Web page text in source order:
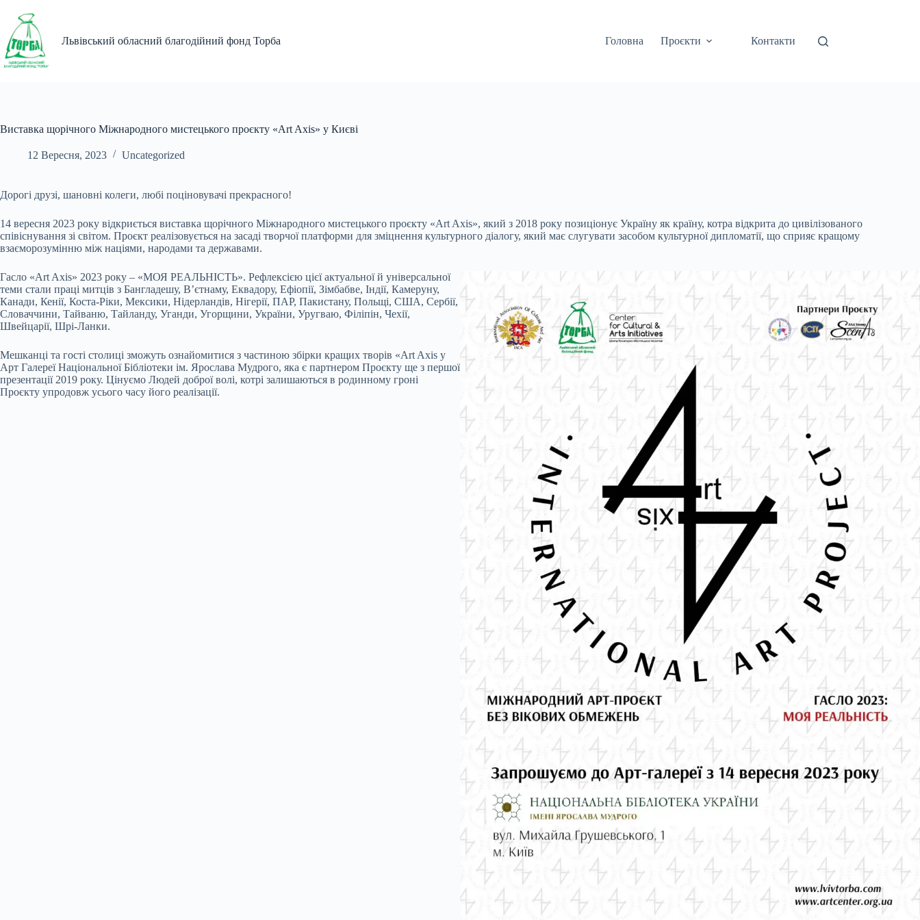
вмісту
Львівський обласний благодійний фонд Торба
Головна Проєкти Контакти
Виставка щорічного Міжнародного мистецького проєкту «Art Axis» у Києві
12 Вересня, 2023 Uncategorized
Дорогі друзі, шановні колеги, любі поціновувачі прекрасного!
14 вересня 2023 року відкриється виставка щорічного Міжнародного мистецького проєкту «Art Axis», який з 2018 року позиціонує Україну як країну, котра відкрита до цивілізованого
співіснування зі світом. Проєкт реалізовується на засаді творчої платформи для зміцнення культурного діалогу, який має слугувати засобом культурної дипломатії, що сприяє кращому
взаєморозумінню між націями, народами та державами.
Гасло «Art Axis» 2023 року – «МОЯ РЕАЛЬНІСТЬ». Рефлексією цієї актуальної й універсальної
теми стали праці митців з Бангладешу, В’єтнаму, Еквадору, Ефіопії, Зімбабве, Індії, Камеруну,
Канади, Кенії, Коста-Ріки, Мексики, Нідерландів, Нігерії, ПАР, Пакистану, Польщі, США, Сербії,
Словаччини, Тайваню, Тайланду, Уганди, Угорщини, України, Уругваю, Філіпін, Чехії,
Швейцарії, Шрі-Ланки.
Мешканці та гості столиці зможуть ознайомитися з частиною збірки кращих творів «Art Axis у
Арт Галереї Національної Бібліотеки ім. Ярослава Мудрого, яка є партнером Проєкту ще з першої
презентації 2019 року. Цінуємо Людей доброї волі, котрі залишаються в родинному гроні
Проєкту упродовж усього часу його реалізації.